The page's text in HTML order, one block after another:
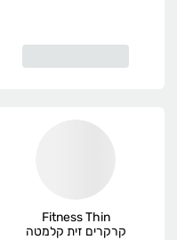
Fitness Thin
קרקרים זית קלמטה